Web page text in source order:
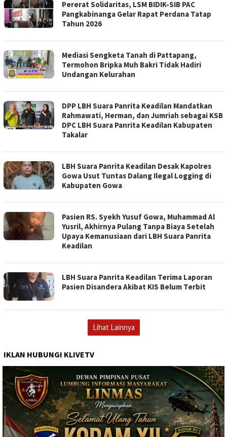
Pererat Solidaritas, LSM BIDIK-SIB PAC
Pangkabinanga Gelar Rapat Perdana Tatap
Tahun 2026
Mediasi Sengketa Tanah di Pattapang,
Termohon Bripka Muh Bakri Tidak Hadiri
Undangan Kelurahan
DPP LBH Suara Panrita Keadilan Mandatkan
Rahmawati, Herman, dan Jumriah sebagai KSB
DPC LBH Suara Panrita Keadilan Kabupaten
Takalar
LBH Suara Panrita Keadilan Desak Kapolres
Gowa Usut Tuntas Dalang Ilegal Logging di
Kabupaten Gowa
Pasien RS. Syekh Yusuf Gowa, Muhammad Al
Yusril, Akhirnya Pulang Tanpa Biaya Setelah
Upaya Kemanusiaan dari LBH Suara Panrita
Keadilan
LBH Suara Panrita Keadilan Terima Laporan
Pasien Disandera Akibat KIS Belum Terbit
Lihat Lainnya
IKLAN HUBUNGI KLIVETV